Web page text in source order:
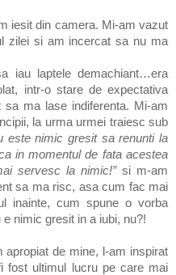
iesit din camera. Mi-am vazut
zilei si am incercat sa nu ma
iau laptele demachiant…era
intr-o stare de expectativa
ma lase indiferenta. Mi-am
la urma urmei traiesc sub
este nimic gresit sa renunti la
in momentul de fata acestea
servesc la nimic!”si m-am
sa ma risc, asa cum fac mai
inainte, cum spune o vorba
nimic gresit in a iubi, nu?!
apropiat de mine, l-am inspirat
fost ultimul lucru pe care mai